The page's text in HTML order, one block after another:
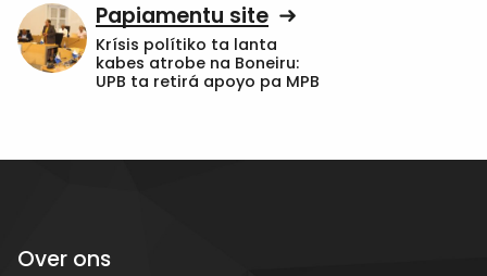
Papiamentu site
Krísis polítiko ta lanta
kabes atrobe na Boneiru:
UPB ta retirá apoyo pa MPB
Over ons